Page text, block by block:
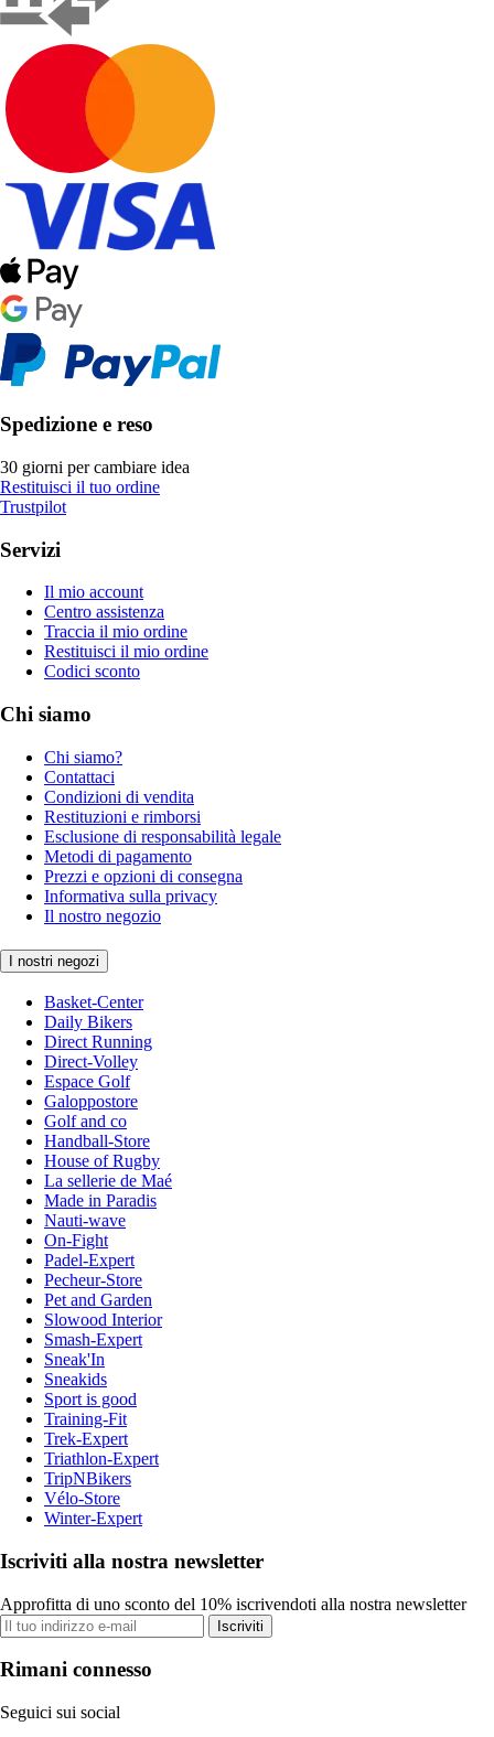
Spedizione e reso
30 giorni per cambiare idea
Restituisci il tuo ordine
Trustpilot
Servizi
Il mio account
Centro assistenza
Traccia il mio ordine
Restituisci il mio ordine
Codici sconto
Chi siamo
Chi siamo?
Contattaci
Condizioni di vendita
Restituzioni e rimborsi
Esclusione di responsabilità legale
Metodi di pagamento
Prezzi e opzioni di consegna
Informativa sulla privacy
Il nostro negozio
I nostri negozi
Basket-Center
Daily Bikers
Direct Running
Direct-Volley
Espace Golf
Galoppostore
Golf and co
Handball-Store
House of Rugby
La sellerie de Maé
Made in Paradis
Nauti-wave
On-Fight
Padel-Expert
Pecheur-Store
Pet and Garden
Slowood Interior
Smash-Expert
Sneak'In
Sneakids
Sport is good
Training-Fit
Trek-Expert
Triathlon-Expert
TripNBikers
Vélo-Store
Winter-Expert
Iscriviti alla nostra newsletter
Approfitta di uno sconto del 10% iscrivendoti alla nostra newsletter
Iscriviti
Rimani connesso
Seguici sui social